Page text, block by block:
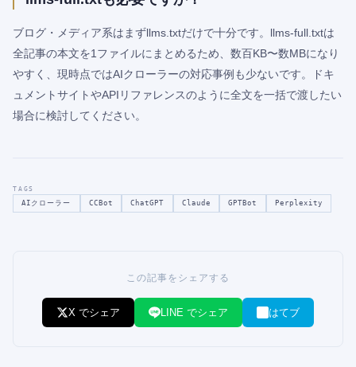
ブログ・メディア系はまずllms.txtだけで十分です。llms-full.txtは
全記事の本文を1ファイルにまとめるため、数百KB〜数MBになり
やすく、現時点ではAIクローラーの対応事例も少ないです。ドキ
ュメントサイトやAPIリファレンスのように全文を一括で渡したい
場合に検討してください。
TAGS
AIクローラー CCBot ChatGPT Claude GPTBot Perplexity
この記事をシェアする
X でシェア LINE でシェア はてブ